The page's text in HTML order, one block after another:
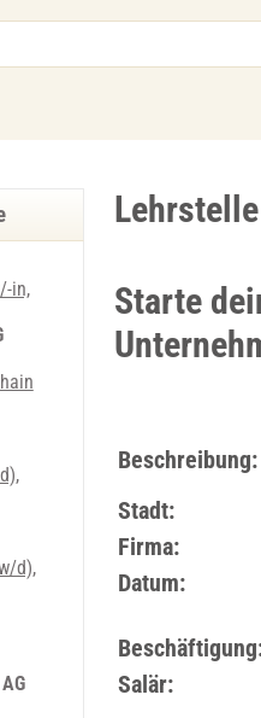
Starte
Beschreibung:
Stadt:
Firma:
Datum:
Salär:
in,
d),